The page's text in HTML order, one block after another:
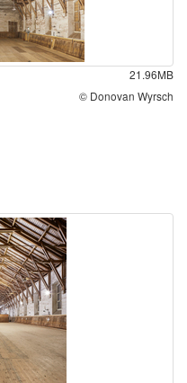
21.96MB
© Donovan Wyrsch